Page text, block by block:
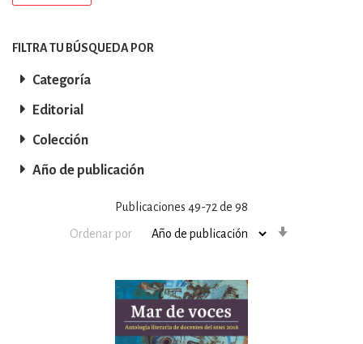
Publicaciones 49-72 de 98
Ordenar por
FILTRA TU BÚSQUEDA POR
Categoría
Editorial
Colección
Año de publicación